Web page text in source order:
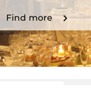
Find more